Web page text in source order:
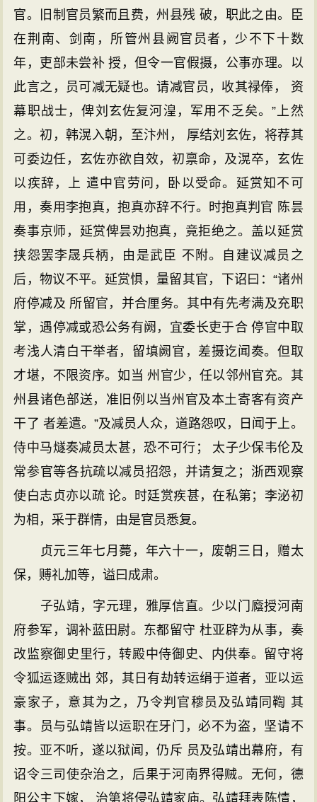
官。旧制官员繁而且费，州县残 破，职此之由。臣
在荆南、剑南，所管州县阙官员者，少不下十数
年，吏部未尝补 授，但令一官假摄，公事亦理。以
此言之，员可减无疑也。请减官员，收其禄俸， 资
幕职战士，俾刘玄佐复河湟，军用不乏矣。”上然
之。初，韩滉入朝，至汴州， 厚结刘玄佐，将荐其
可委边任，玄佐亦欲自效，初禀命，及滉卒，玄佐
以疾辞，上 遣中官劳问，卧以受命。延赏知不可
用，奏用李抱真，抱真亦辞不行。时抱真判官 陈昙
奏事京师，延赏俾昙劝抱真，竟拒绝之。盖以延赏
挟怨罢李晟兵柄，由是武臣 不附。自建议减员之
后，物议不平。延赏惧，量留其官，下诏曰：“诸州
府停减及 所留官，并合厘务。其中有先考满及充职
掌，遇停减或恐公务有阙，宜委长吏于合 停官中取
考浅人清白干举者，留填阙官，差摄讫闻奏。但取
才堪，不限资序。如当 州官少，任以邻州官充。其
州县诸色部送，准旧例以当州官及本土寄客有资产
干了 者差遣。”及减员人众，道路怨叹，日闻于上。
侍中马燧奏减员太甚，恐不可行； 太子少保韦伦及
常参官等各抗疏以减员招怨，并请复之；浙西观察
使白志贞亦以疏 论。时廷赏疾甚，在私第；李泌初
为相，采于群情，由是官员悉复。
贞元三年七月薨，年六十一，废朝三日，赠太
保，赙礼加等，谥曰成肃。
子弘靖，字元理，雅厚信直。少以门廕授河南
府参军，调补蓝田尉。东都留守 杜亚辟为从事，奏
改监察御史里行，转殿中侍御史、内供奉。留守将
令狐运逐贼出 郊，其日有劫转运绢于道者，亚以运
豪家子，意其为之，乃令判官穆员及弘靖同鞫 其
事。员与弘靖皆以运职在牙门，必不为盗，坚请不
按。亚不听，遂以狱闻，仍斥 员及弘靖出幕府，有
诏令三司使杂治之，后果于河南界得贼。无何，德
阳公主下嫁， 治第将侵弘靖家庙。弘靖拜表陈情，